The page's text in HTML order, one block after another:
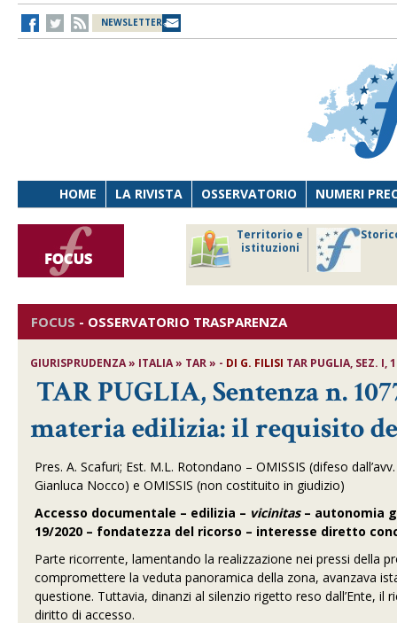
NEWSLETTER
HOME LA RIVISTA OSSERVATORIO NUMERI
Territorio e
istituzioni
FOCUS - OSSERVATORIO TRASPARENZA
GIURISPRUDENZA » ITALIA » TAR » - DI G. FILISI TAR PUGLIA, SEZ. I,
TAR PUGLIA, Sentenza n.
materia edilizia: il requisito
Pres. A. Scafuri; Est. M.L. Rotondano – OMISSIS (difeso
Gianluca Nocco) e OMISSIS (non costituito in giudizio)
Accesso documentale – edilizia – vicinitas – autonomia
19/2020 – fondatezza del ricorso – interesse diretto
Parte ricorrente, lamentando la realizzazione nei pressi della
compromettere la veduta panoramica della zona, avanzava
questione. Tuttavia, dinanzi al silenzio rigetto reso dall’Ente,
diritto di accesso.